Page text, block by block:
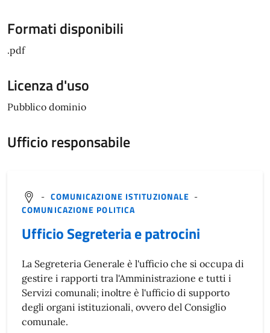
Formati disponibili
.pdf
Licenza d'uso
Pubblico dominio
Ufficio responsabile
- COMUNICAZIONE ISTITUZIONALE -
COMUNICAZIONE POLITICA
Ufficio Segreteria e patrocini
La Segreteria Generale è l'ufficio che si occupa di
gestire i rapporti tra l'Amministrazione e tutti i
Servizi comunali; inoltre è l'ufficio di supporto
degli organi istituzionali, ovvero del Consiglio
comunale.